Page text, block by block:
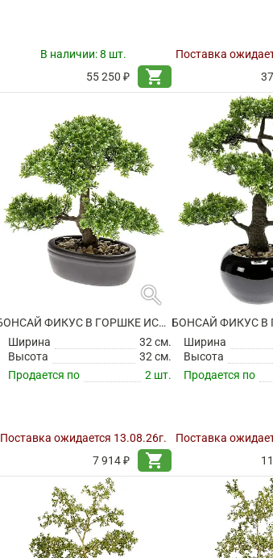
В наличии:8 шт.
55 250 ₽
shopping_cart
Поставка
search
БОНСАЙ ФИКУС В ГОРШКЕ ИСКУССТВЕННЫЙ
Ширина
32 см.
Высота
32 см.
Продается по
2 шт.
Поставка ожидается 13.08.26г.
7 914 ₽
shopping_cart
Ширина
Высота
Продается по
Поставка